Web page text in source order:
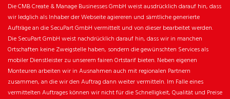
Die CMB Create & Manage Businesses GmbH weist ausdrücklich darauf hin, dass
wir ledglich als Inhaber der Webseite agiereren und sämtliche generierte
Aufträge an die SecuPart GmbH vermittelt und von dieser bearbeitet werden.
Die SecuPart GmbH weist nachdrücklich darauf hin, dass wir in manchen
Ortschaften keine Zweigstelle haben, sondern die gewünschten Services als
mobiler Dienstleister zu unserem fairen Ortstarif bieten. Neben eigenen
Monteuren arbeiten wir in Ausnahmen auch mit regionalen Partnern
zusammen, an die wir den Auftrag dann weiter vermitteln. Im Falle eines
vermittelten Auftrages können wir nicht für die Schnelligkeit, Qualität und Preise